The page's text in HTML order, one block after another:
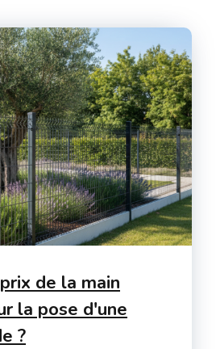
de la main
la pose d'une
?